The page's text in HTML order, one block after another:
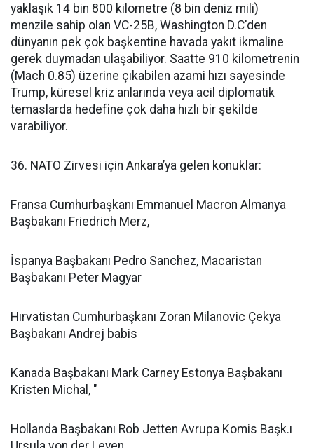
yaklaşık 14 bin 800 kilometre (8 bin deniz mili)
menzile sahip olan VC-25B, Washington D.C'den
dünyanın pek çok başkentine havada yakıt ikmaline
gerek duymadan ulaşabiliyor. Saatte 910 kilometrenin
(Mach 0.85) üzerine çıkabilen azami hızı sayesinde
Trump, küresel kriz anlarında veya acil diplomatik
temaslarda hedefine çok daha hızlı bir şekilde
varabiliyor.
36. NATO Zirvesi için Ankara’ya gelen konuklar:
Fransa Cumhurbaşkanı Emmanuel Macron Almanya
Başbakanı Friedrich Merz,
İspanya Başbakanı Pedro Sanchez, Macaristan
Başbakanı Peter Magyar
Hırvatistan Cumhurbaşkanı Zoran Milanovic Çekya
Başbakanı Andrej babis
Kanada Başbakanı Mark Carney Estonya Başbakanı
Kristen Michal, "
Hollanda Başbakanı Rob Jetten Avrupa Komis Başk.ı